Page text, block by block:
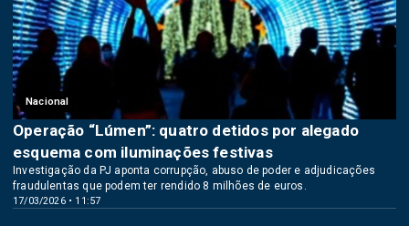
Nacional
17/03/2026 • 11:57
Operação “Lúmen”: quatro detidos por alegado
esquema com iluminações festivas
Investigação da PJ aponta corrupção, abuso de poder e adjudicações
fraudulentas que podem ter rendido 8 milhões de euros.